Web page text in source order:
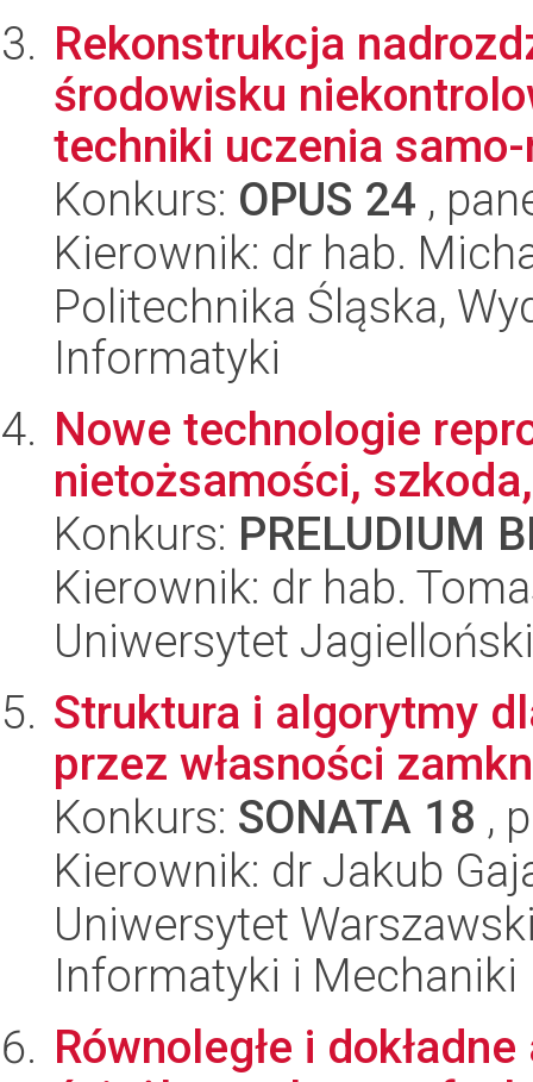
Rekonstrukcja
środowisku
techniki uczenia
Konkurs: OPUS 24 ,
Kierownik: dr hab.
Politechnika Śląska,
Informatyki
Nowe technologie
nietożsamości,
Konkurs: PRELUDIUM
Kierownik: dr hab.
Uniwersytet
Struktura i algorytmy
przez własności
Konkurs: SONATA 18 ,
Kierownik: dr Jakub
Uniwersytet
Informatyki i Mechaniki
Równoległe i